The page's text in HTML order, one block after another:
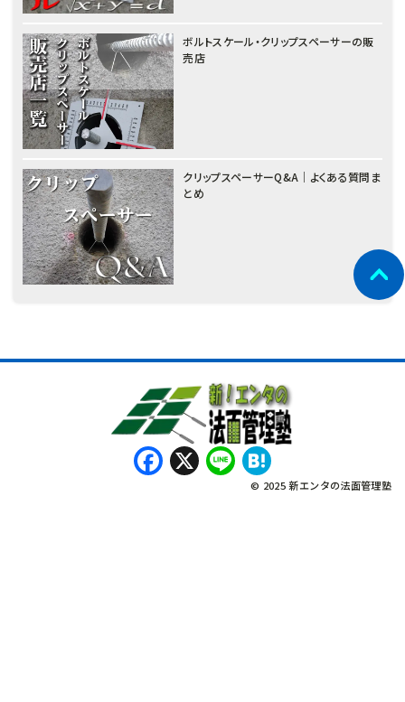
ボルトスケール・クリップスペーサーの販
売店
クリップスペーサーQ&A｜よくある質問ま
とめ
Facebook
X Line
© 2025 新エンタの法面管理塾